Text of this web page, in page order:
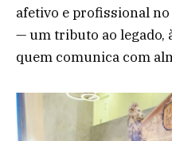
afetivo e profissional
— um tributo ao legado,
quem comunica com